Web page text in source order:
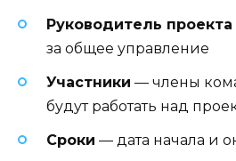
Руководитель проекта
за общее управление
Участники — члены
будут работать над
Сроки — дата начала и